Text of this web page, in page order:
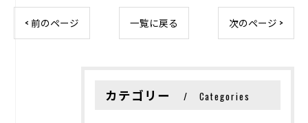
< 前のページ 一覧に戻る 次のページ >
カテゴリー Categories